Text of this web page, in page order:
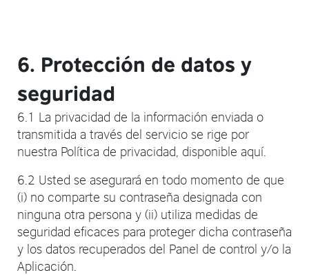
6. Protección de datos y
seguridad
6.1 La privacidad de la información enviada o
transmitida a través del servicio se rige por
nuestra Política de privacidad, disponible aquí.
6.2 Usted se asegurará en todo momento de que
(i) no comparte su contraseña designada con
ninguna otra persona y (ii) utiliza medidas de
seguridad eficaces para proteger dicha contraseña
y los datos recuperados del Panel de control y/o la
Aplicación.